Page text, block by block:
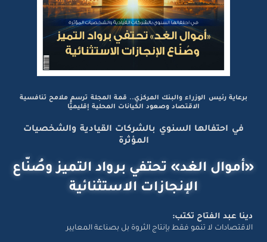
برعاية رئيس الوزراء والبنك المركزي.. قمة المجلة ترسم ملامح تنافسية
الاقتصاد وصعود الكيانات المحلية إقليميًّا
في احتفالها السنوي بالشركات القيادية والشخصيات
المؤثرة
«أموال الغد» تحتفي برواد التميز وصُنّاع
الإنجازات الاستثنائية
دينا عبد الفتاح تكتب:
الاقتصادات لا تنمو فقط بإنتاج الثروة بل بصناعة المعايير